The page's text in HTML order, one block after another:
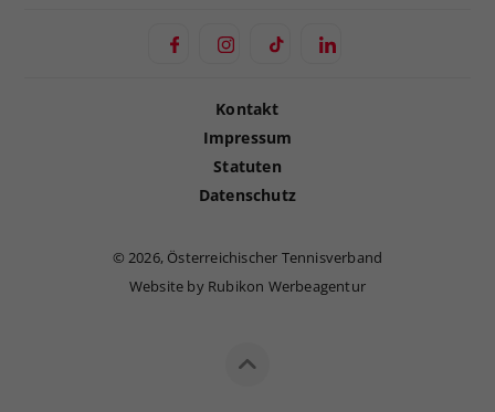
Kontakt
Impressum
Statuten
Datenschutz
©2026, Österreichischer Tennisverband
Website by Rubikon Werbeagentur